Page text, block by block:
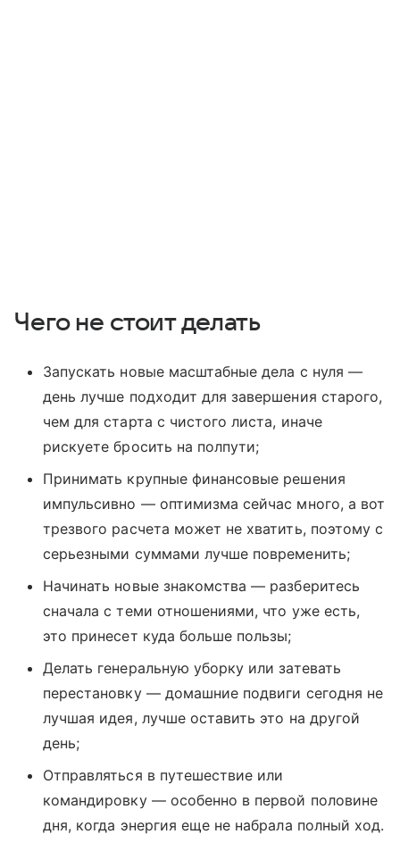
Чего не стоит делать
Запускать новые масштабные дела с нуля —
день лучше подходит для завершения старого,
чем для старта с чистого листа, иначе
рискуете бросить на полпути;
Принимать крупные финансовые решения
импульсивно — оптимизма сейчас много, а вот
трезвого расчета может не хватить, поэтому с
серьезными суммами лучше повременить;
Начинать новые знакомства — разберитесь
сначала с теми отношениями, что уже есть,
это принесет куда больше пользы;
Делать генеральную уборку или затевать
перестановку — домашние подвиги сегодня не
лучшая идея, лучше оставить это на другой
день;
Отправляться в путешествие или
командировку — особенно в первой половине
дня, когда энергия еще не набрала полный ход.